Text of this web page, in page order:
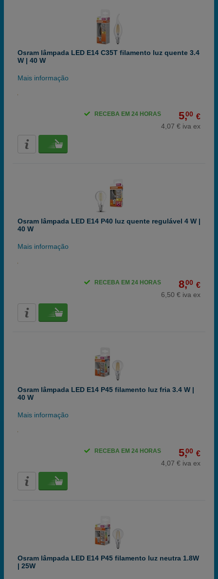
Osram lâmpada LED E14 C35T filamento luz quente 3.4
W | 40 W
Mais informação
5,00 €
4,07 € iva ex
RECEBA EM 24 HORAS
Osram lâmpada LED E14 P40 luz quente regulável 4 W |
40 W
Mais informação
8,00 €
6,50 € iva ex
RECEBA EM 24 HORAS
Osram lâmpada LED E14 P45 filamento luz fria 3.4 W |
40 W
Mais informação
5,00 €
4,07 € iva ex
RECEBA EM 24 HORAS
Osram lâmpada LED E14 P45 filamento luz neutra 1.8W
| 25W